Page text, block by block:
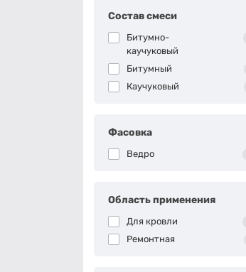
Состав смеси
Битумно-
каучуковый
Битумный
Каучуковый
Фасовка
Ведро
Область применения
Для кровли
Ремонтная